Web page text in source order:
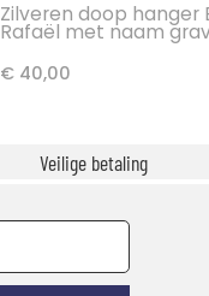
Zilveren doop hanger
Rafaël met naam
€ 40,00
Veilige betaling